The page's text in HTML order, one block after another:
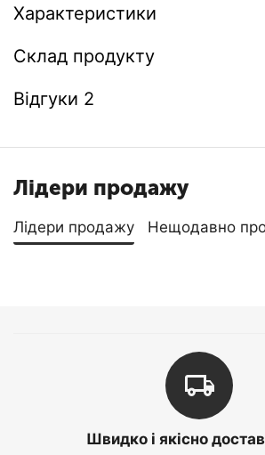
Характеристики
Склад продукту
Відгуки 2
Лідери продажу
Лідери продажу Нещодавно
Швидко і якісно